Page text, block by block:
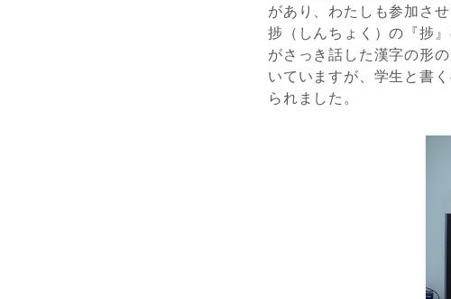
があり、わたしも参加さ
捗（しんちょく）の『捗
がさっき話した漢字の形
いていますが、学生と書
られました。